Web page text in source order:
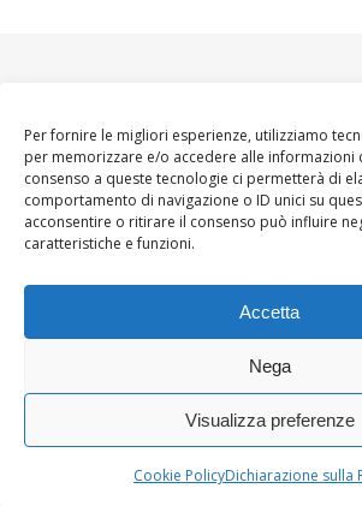
Per fornire le migliori esperienze, utilizziamo
per memorizzare e/o accedere alle informazioni
consenso a queste tecnologie ci permetterà di
comportamento di navigazione o ID unici su
acconsentire o ritirare il consenso può influire
caratteristiche e funzioni.
Accetta
Nega
Visualizza preferenze
Cookie PolicyDichiarazione sulla
About
Royal